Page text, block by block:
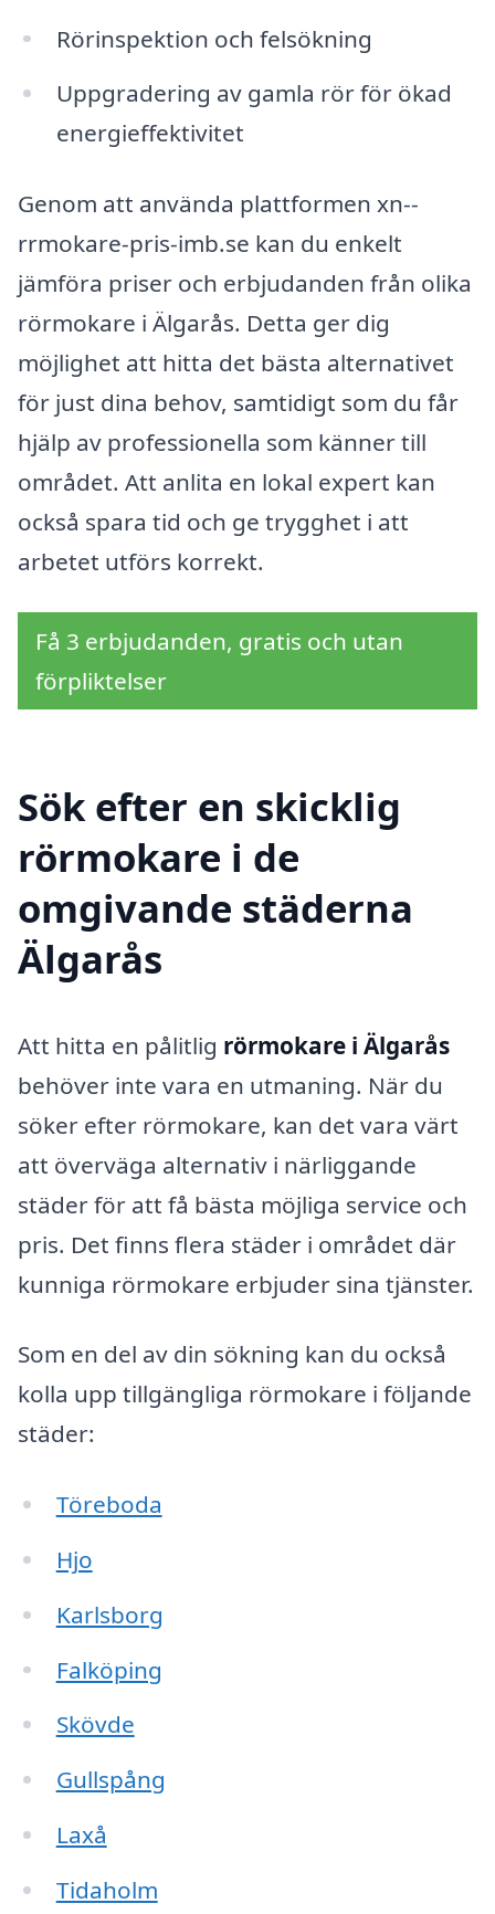
Rörinspektion och felsökning
Uppgradering av gamla rör för ökad
energieffektivitet
Genom att använda plattformen xn--
rrmokare-pris-imb.se kan du enkelt
jämföra priser och erbjudanden från olika
rörmokare i Älgarås. Detta ger dig
möjlighet att hitta det bästa alternativet
för just dina behov, samtidigt som du får
hjälp av professionella som känner till
området. Att anlita en lokal expert kan
också spara tid och ge trygghet i att
arbetet utförs korrekt.
Få 3 erbjudanden, gratis och utan
förpliktelser
Sök efter en skicklig
rörmokare i de
omgivande städerna
Älgarås
Att hitta en pålitlig rörmokare i Älgarås
behöver inte vara en utmaning. När du
söker efter rörmokare, kan det vara värt
att överväga alternativ i närliggande
städer för att få bästa möjliga service och
pris. Det finns flera städer i området där
kunniga rörmokare erbjuder sina tjänster.
Som en del av din sökning kan du också
kolla upp tillgängliga rörmokare i följande
städer:
Töreboda
Hjo
Karlsborg
Falköping
Skövde
Gullspång
Laxå
Tidaholm